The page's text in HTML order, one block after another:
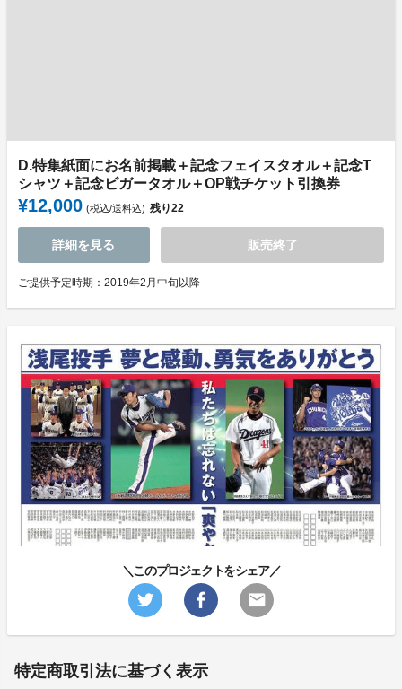
D.特集紙面にお名前掲載＋記念フェイスタオル＋記念T
シャツ＋記念ビガータオル＋OP戦チケット引換券
¥12,000 (税込/送料込) 残り22
詳細を見る 販売終了
ご提供予定時期：2019年2月中旬以降
＼このプロジェクトをシェア／
特定商取引法に基づく表示